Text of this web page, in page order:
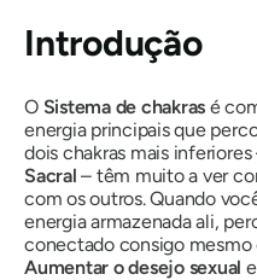
Introdução
O Sistema de chakras é
energia principais que
dois chakras mais inferiores
Sacral – têm muito a ver
com os outros. Quando
energia armazenada ali,
conectado consigo mesmo
Aumentar o desejo sexual